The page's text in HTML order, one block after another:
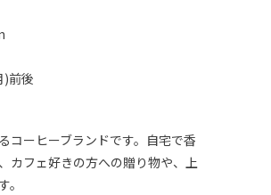
前後
コーヒーブランドです。自宅で香
カフェ好きの方への贈り物や、上